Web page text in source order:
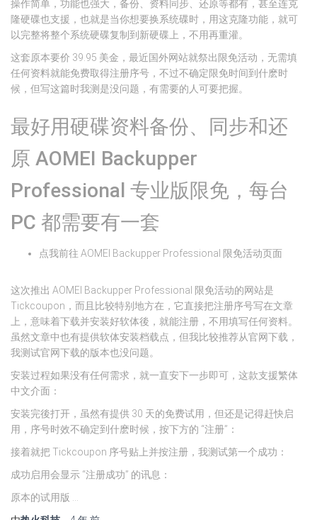
操作简单，功能也强大，备份、资料同步、还原等都有，甚至连克
隆硬碟也支援，也就是当你想要换系统碟时，用这克隆功能，就可
以完整将整个系统硬碟复制到新硬碟上，不用再重灌。
这套原本要价 39.95 美金，最近国外网站就祭出限免活动，无需填
任何资料就能免费取得注册序号，不过不确定限免时间到什麽时
候，但写这篇时我测是没问题，有需要的人可要把握。
最好用硬碟资料备份、同步和还
原 AOMEI Backupper
Professional 专业版限免，每台
PC 都需要有一套
点我前往 AOMEI Backupper Professional 限免活动页面
这次推出 AOMEI Backupper Professional 限免活动的网站是
Tickcoupon，而且比较特别地方在，它直接把注册序号写在文章
上，意味着下载并安装好软体後，就能注册，不用填写任何资料。
虽然文章中也有提供软体安装档载点，但我比较推荐从官网下载，
我测试官网下载的版本也没问题。
安装过程如果没有任何需求，就一直安下一步即可，这款支援繁体
中文介面：
安装完後打开，虽然有提供 30 天的免费试用，但还是记得赶快启
用，序号时效不确定到什麽时候，按下方的 “注册”：
接着就把 Tickcoupon 序号贴上并按注册，我测试第一个成功：
成功启用会显示 “注册成功” 的讯息：
原本的试用版 …